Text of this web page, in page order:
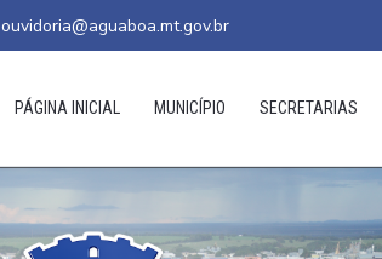
ouvidoria@aguaboa.mt.gov.br
PÁGINA INICIAL MUNICÍPIO SECRETARIAS